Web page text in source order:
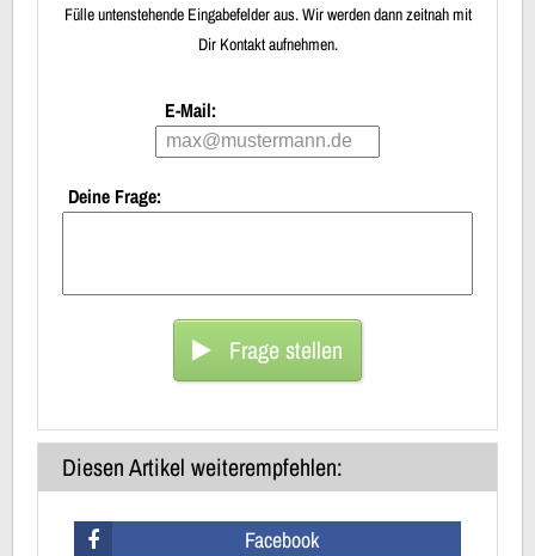
Fülle untenstehende Eingabefelder aus. Wir werden dann zeitnah mit
Dir Kontakt aufnehmen.
E-Mail:
Deine Frage:
Frage stellen
Diesen Artikel weiterempfehlen:
Facebook